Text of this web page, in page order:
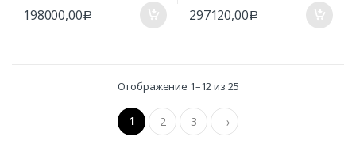
198000,00Р 297120,00Р
Отображение 1–12 из 25
1 2 3 →